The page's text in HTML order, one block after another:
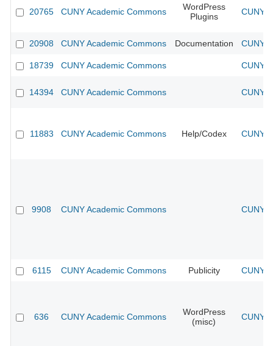
20765 CUNY Academic Commons
WordPress
Plugins
CUNY
20908 CUNY Academic Commons Documentation CUNY
18739 CUNY Academic Commons CUNY
14394 CUNY Academic Commons CUNY
11883 CUNY Academic Commons Help/Codex CUNY
9908 CUNY Academic Commons CUNY
6115 CUNY Academic Commons Publicity CUNY
636 CUNY Academic Commons
WordPress
(misc)
CUNY